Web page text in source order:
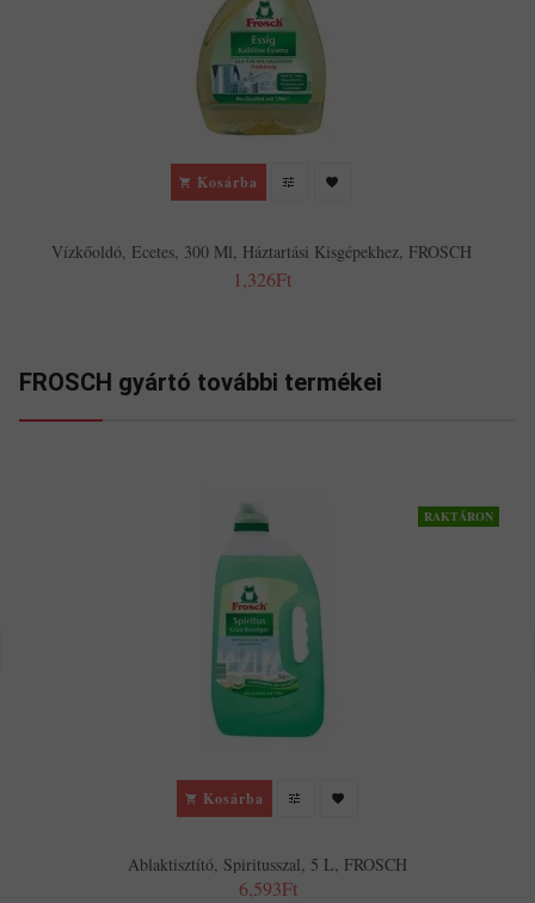
Kosárba
Vízkőoldó, Ecetes, 300 Ml, Háztartási Kisgépekhez, FROSCH
1,326Ft
FROSCH gyártó további termékei
RAKTÁRON
Kosárba
Ablaktisztító, Spiritusszal, 5 L, FROSCH
6,593Ft